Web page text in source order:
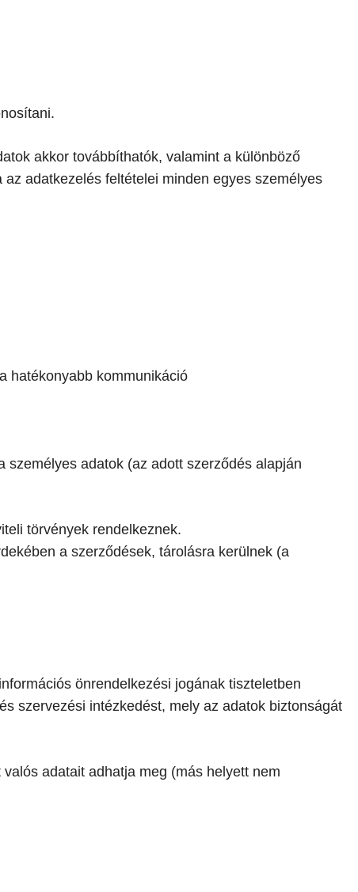
akkor továbbíthatók, valamint a különböző
adatkezelés feltételei minden egyes személyes
hatékonyabb kommunikáció
személyes adatok (az adott szerződés alapján
törvények rendelkeznek.
a szerződések, tárolásra kerülnek (a
önrendelkezési jogának tiszteletben
szervezési intézkedést, mely az adatok biztonságát
adatait adhatja meg (más helyett nem